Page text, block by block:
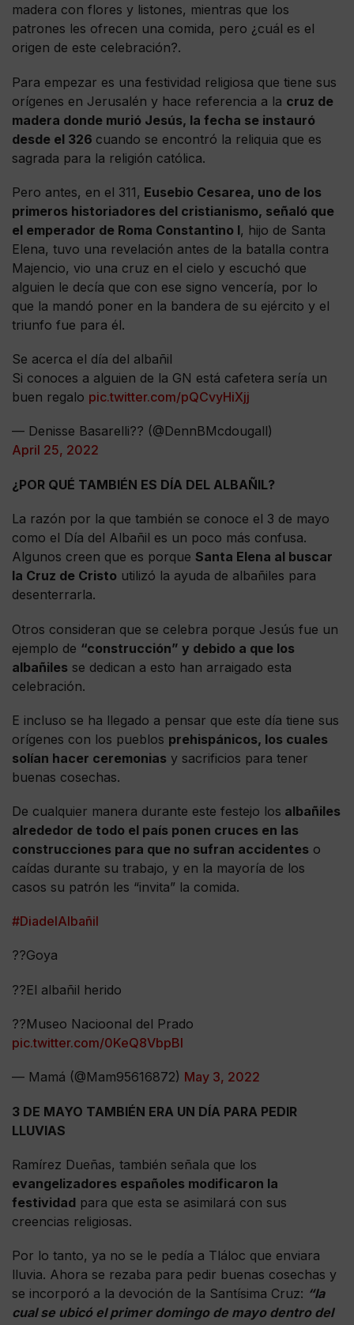
madera con flores y listones, mientras que los
patrones les ofrecen una comida, pero ¿cuál es el
origen de este celebración?.
Para empezar es una festividad religiosa que tiene sus
orígenes en Jerusalén y hace referencia a la cruz de
madera donde murió Jesús, la fecha se instauró
desde el 326 cuando se encontró la reliquia que es
sagrada para la religión católica.
Pero antes, en el 311, Eusebio Cesarea, uno de los
primeros historiadores del cristianismo, señaló que
el emperador de Roma Constantino I, hijo de Santa
Elena, tuvo una revelación antes de la batalla contra
Majencio, vio una cruz en el cielo y escuchó que
alguien le decía que con ese signo vencería, por lo
que la mandó poner en la bandera de su ejército y el
triunfo fue para él.
Se acerca el día del albañil
Si conoces a alguien de la GN está cafetera sería un
buen regalo pic.twitter.com/pQCvyHiXjj
— Denisse Basarelli?? (@DennBMcdougall)
April 25, 2022
¿POR QUÉ TAMBIÉN ES DÍA DEL ALBAÑIL?
La razón por la que también se conoce el 3 de mayo
como el Día del Albañil es un poco más confusa.
Algunos creen que es porque Santa Elena al buscar
la Cruz de Cristo utilizó la ayuda de albañiles para
desenterrarla.
Otros consideran que se celebra porque Jesús fue un
ejemplo de “construcción” y debido a que los
albañiles se dedican a esto han arraigado esta
celebración.
E incluso se ha llegado a pensar que este día tiene sus
orígenes con los pueblos prehispánicos, los cuales
solían hacer ceremonias y sacrificios para tener
buenas cosechas.
De cualquier manera durante este festejo los albañiles
alrededor de todo el país ponen cruces en las
construcciones para que no sufran accidentes o
caídas durante su trabajo, y en la mayoría de los
casos su patrón les “invita” la comida.
#DiadelAlbañil
??Goya
??El albañil herido
??Museo Nacioonal del Prado
pic.twitter.com/0KeQ8VbpBI
— Mamá (@Mam95616872) May 3, 2022
3 DE MAYO TAMBIÉN ERA UN DÍA PARA PEDIR
LLUVIAS
Ramírez Dueñas, también señala que los
evangelizadores españoles modificaron la
festividad para que esta se asimilará con sus
creencias religiosas.
Por lo tanto, ya no se le pedía a Tláloc que enviara
lluvia. Ahora se rezaba para pedir buenas cosechas y
se incorporó a la devoción de la Santísima Cruz: “la
cual se ubicó el primer domingo de mayo dentro del